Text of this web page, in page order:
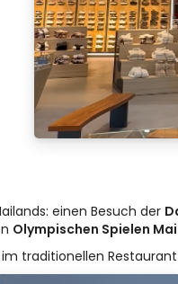
einen Besuch der
Olympischen Spielen
traditionellen Restaurant